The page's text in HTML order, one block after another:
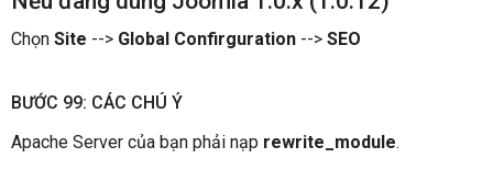
Chọn Site --> Global Confirguration --> SEO
BƯỚC 99: CÁC CHÚ Ý
Apache Server của bạn phải nạp rewrite_module.